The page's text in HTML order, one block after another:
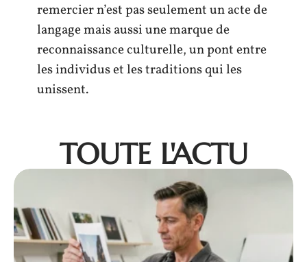
remercier n’est pas seulement un acte de
langage mais aussi une marque de
reconnaissance culturelle, un pont entre
les individus et les traditions qui les
unissent.
TOUTE L'ACTU